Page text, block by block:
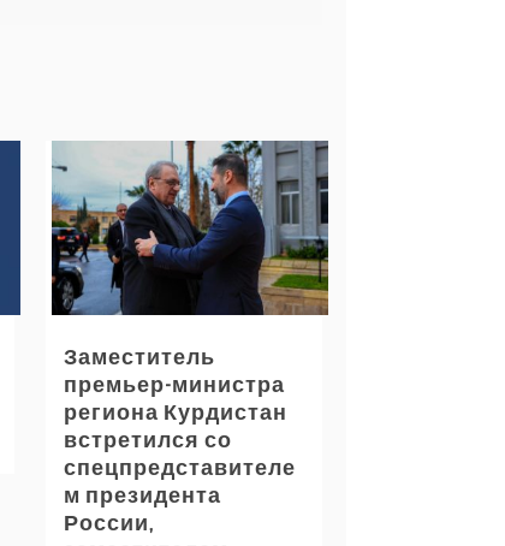
Заместитель
премьер-министра
региона Курдистан
встретился со
спецпредставителе
м президента
России,